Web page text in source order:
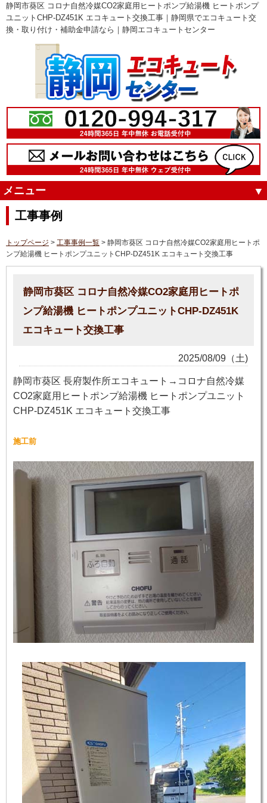
静岡市葵区 コロナ自然冷媒CO2家庭用ヒートポンプ給湯機 ヒートポンプ
ユニットCHP-DZ451K エコキュート交換工事｜静岡県でエコキュート交
換・取り付け・補助金申請なら｜静岡エコキュートセンター
メニュー
工事事例
トップページ > 工事事例一覧 > 静岡市葵区 コロナ自然冷媒CO2家庭用ヒートポ
ンプ給湯機 ヒートポンプユニットCHP-DZ451K エコキュート交換工事
静岡市葵区 コロナ自然冷媒CO2家庭用ヒートポ
ンプ給湯機 ヒートポンプユニットCHP-DZ451K
エコキュート交換工事
2025/08/09（土)
静岡市葵区 長府製作所エコキュート→コロナ自然冷媒
CO2家庭用ヒートポンプ給湯機 ヒートポンプユニット
CHP-DZ451K エコキュート交換工事
施工前